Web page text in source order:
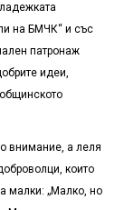
на БМЧК“ и със
патронаж
идеи,
внимание, а леля
които
малки: „Малко, но